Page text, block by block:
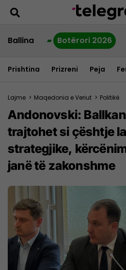
Ballina Botërori 2026
Prishtina Prizreni Peja
Lajme > Maqedonia e Veriut > Politikë
Andonovski:
trajtohet si çështje
strategjike,
janë të zakonshme